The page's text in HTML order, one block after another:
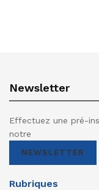
Newsletter
Effectuez une pré-
notre
NEWSLETTER
Rubriques